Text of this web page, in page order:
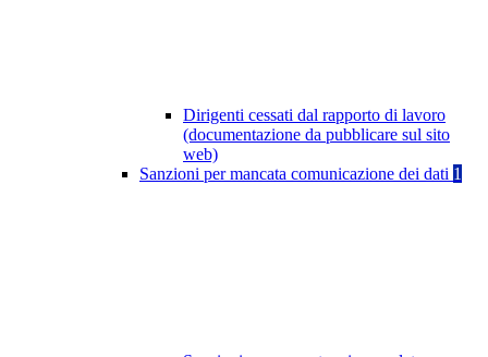
Dirigenti cessati dal rapporto di lavoro
(documentazione da pubblicare sul sito
web)
Sanzioni per mancata comunicazione dei dati 1